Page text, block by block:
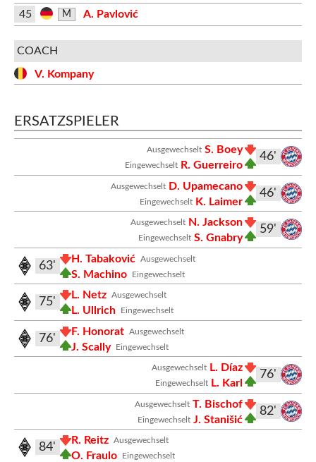
45 M A. Pavlović
COACH
V. Kompany
ERSATZSPIELER
46'
Ausgewechselt S. Boey
Eingewechselt R. Guerreiro
46'
Ausgewechselt D. Upamecano
Eingewechselt K. Laimer
59'
Ausgewechselt N. Jackson
Eingewechselt S. Gnabry
Ausgewechselt
H. Tabaković
Eingewechselt
S. Machino
63'
Ausgewechselt
L. Netz
Eingewechselt
L. Ullrich
75'
Ausgewechselt
F. Honorat
Eingewechselt
J. Scally
76'
76'
Ausgewechselt L. Díaz
Eingewechselt L. Karl
82'
Ausgewechselt T. Bischof
Eingewechselt J. Stanišić
Ausgewechselt
R. Reitz
Eingewechselt
O. Fraulo
84'